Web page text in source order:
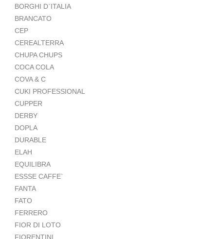
BORGHI D`ITALIA
BRANCATO
CEP
CEREALTERRA
CHUPA CHUPS
COCA COLA
COVA & C
CUKI PROFESSIONAL
CUPPER
DERBY
DOPLA
DURABLE
ELAH
EQUILIBRA
ESSSE CAFFE`
FANTA
FATO
FERRERO
FIOR DI LOTO
FIORENTINI